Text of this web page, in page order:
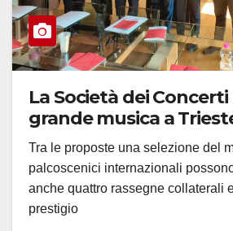
La Società dei
grande musica a
Tra le proposte una selezione del
palcoscenici internazionali
anche quattro rassegne collaterali
prestigio